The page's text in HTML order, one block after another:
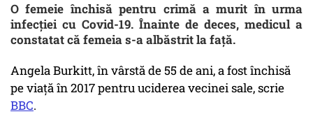
O femeie închisă pentru crimă a murit în urma
infecției cu Covid-19. Înainte de deces, medicul a
constatat că femeia s-a albăstrit la față.
Angela Burkitt, în vârstă de 55 de ani, a fost închisă
pe viață în 2017 pentru uciderea vecinei sale, scrie
BBC.